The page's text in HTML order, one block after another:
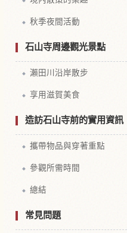
秋季夜間活動
石山寺周邊觀光景點
瀨田川沿岸散步
享用滋賀美食
造訪石山寺前的實用資訊
攜帶物品與穿著重點
參觀所需時間
總結
常見問題